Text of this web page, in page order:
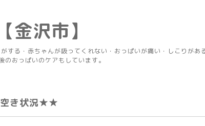
沢市】
る・赤ちゃんが吸ってくれない・おっぱいが痛い・しこりがあ
おっぱいのケアもしています。
き状況★★